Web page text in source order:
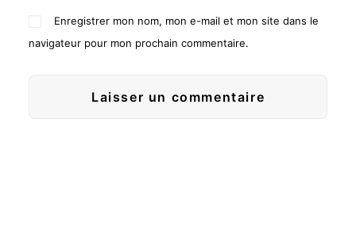
Enregistrer mon nom, mon e-mail et mon site dans le
navigateur pour mon prochain commentaire.